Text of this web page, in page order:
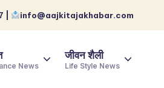
| info@aajkitajakhabar.com
News
जीवन शैली
Life Style News